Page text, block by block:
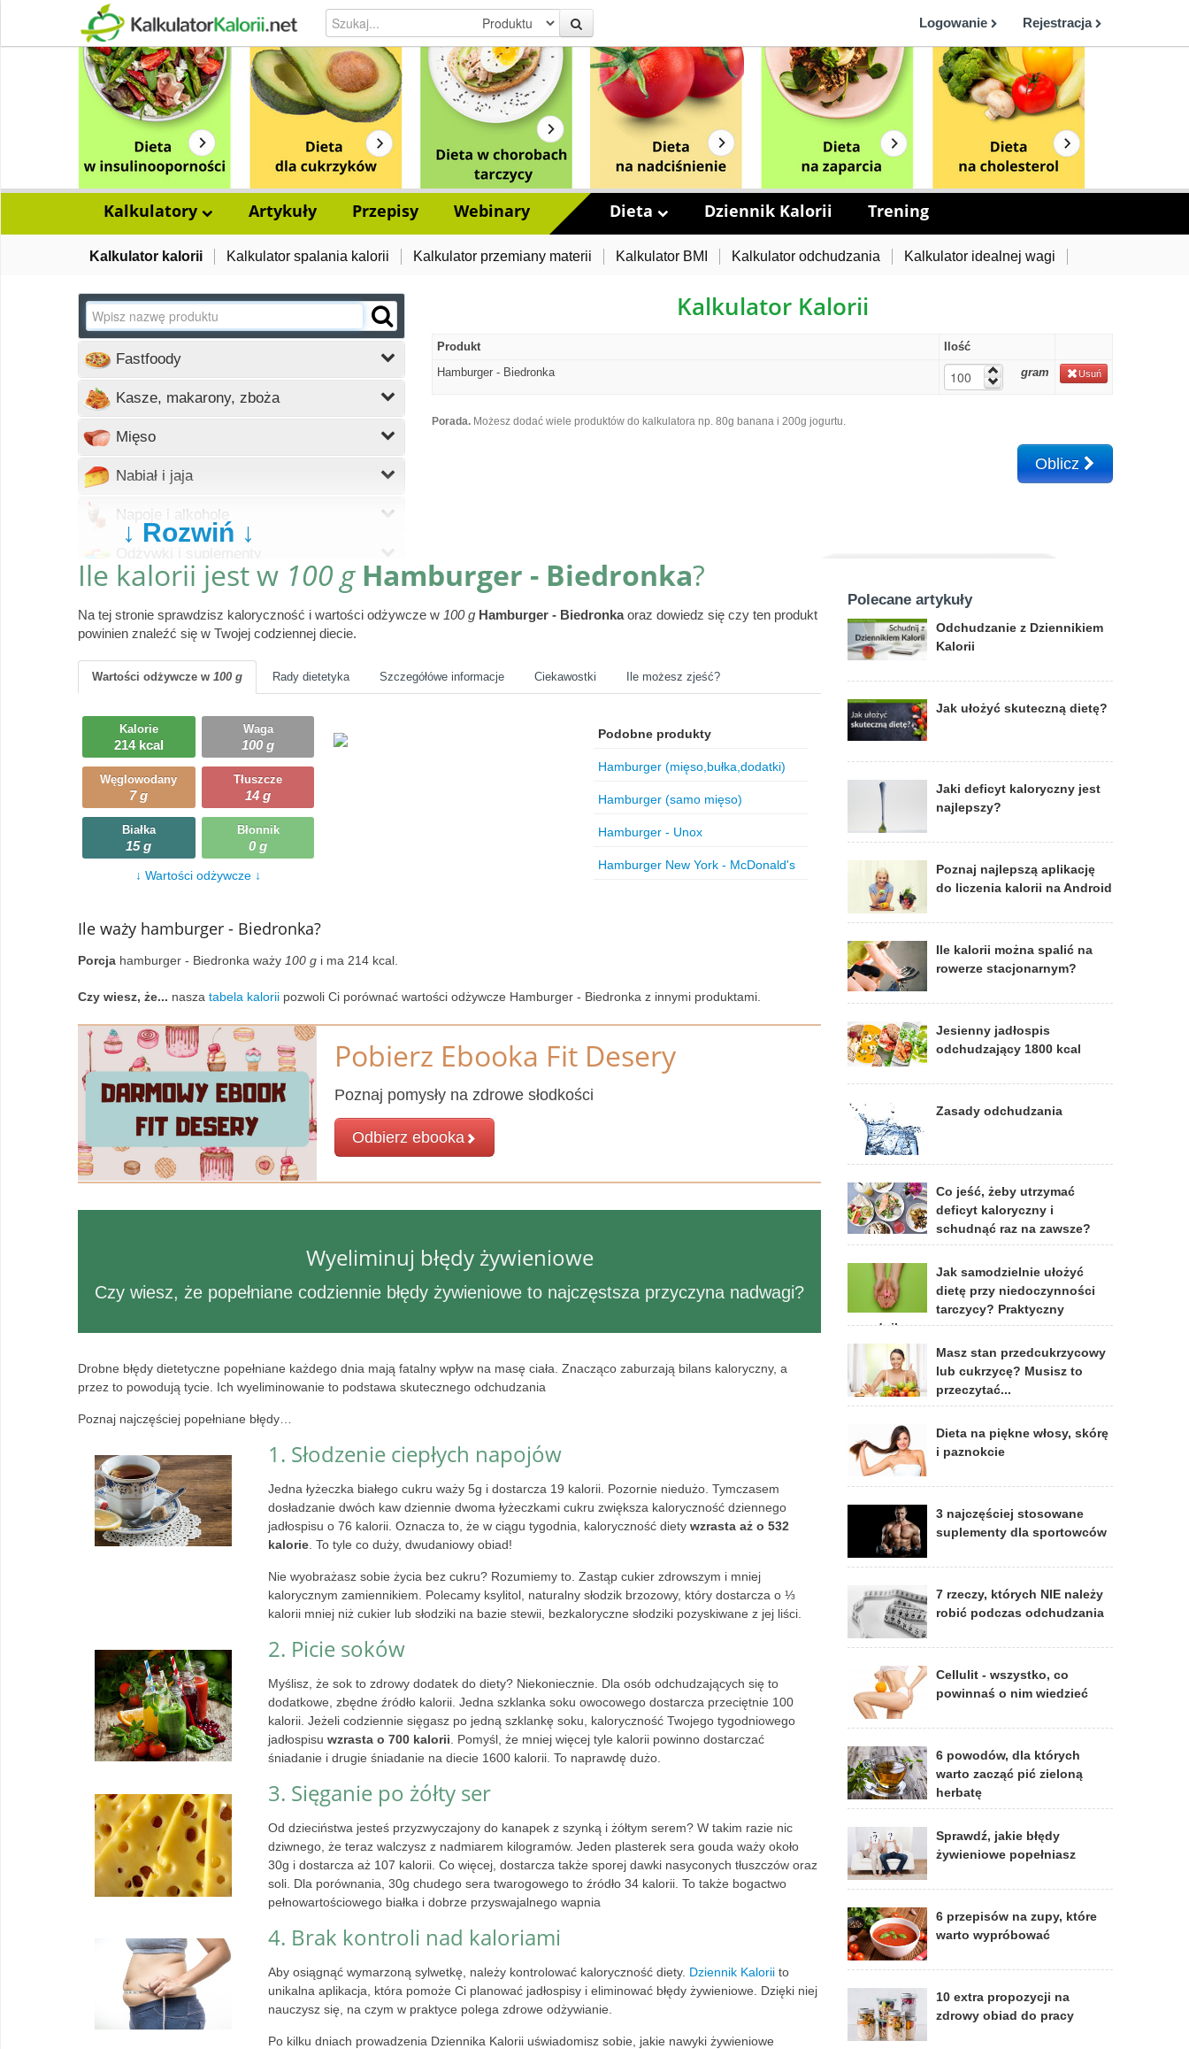
Logowanie Rejestracja
Kalkulatory Artykuły Przepisy Webinary Dieta Dziennik Kalorii Trening
Kalkulator kalorii Kalkulator spalania kalorii Kalkulator przemiany materii Kalkulator BMI Kalkulator odchudzania Kalkulator idealnej wagi
Fastfoody
Wczytywanie
Kasze, makarony, zboża
Wczytywanie
Mięso
Wczytywanie
Nabiał i jaja
Wczytywanie
Napoje i alkohole
Wczytywanie
Wczytywanie
Wczytywanie
Pieczywo
Wczytywanie
Produkty gotowe
Wczytywanie
Ryby i owoce morza
Wczytywanie
Słodycze, desery, ciasta
Wczytywanie
Warzywa
Wczytywanie
Wczytywanie
Kalkulator Kalorii
Produkt
Ilość
Hamburger - Biedronka
gram Usuń
Porada. Możesz dodać wiele produktów do kalkulatora np. 80g banana i 200g jogurtu.
Oblicz
↓ Rozwiń ↓
Ile kalorii jest w 100 g Hamburger - Biedronka?
Na tej stronie sprawdzisz kaloryczność i wartości odżywcze w 100 g Hamburger - Biedronkaoraz dowiedz się czy ten produkt
powinien znaleźć się w Twojej codziennej diecie.
Wartości odżywcze w 100 g Rady dietetyka Szczegółówe informacje Ciekawostki Ile możesz zjeść?
Kalorie
214 kcal
Waga
100 g
Węglowodany
7 g
Tłuszcze
14 g
Białka
15 g
Błonnik
0 g
↓ Wartości odżywcze ↓
Podobne produkty
Hamburger (mięso,bułka,dodatki)
Hamburger (samo mięso)
Hamburger - Unox
Hamburger New York - McDonald's
Ile waży hamburger - Biedronka?
Porcja hamburger - Biedronka waży 100 g i ma 214 kcal.
Czy wiesz, że... nasza tabela kalorii pozwoli Ci porównać wartości odżywcze Hamburger - Biedronka z innymi produktami.
Pobierz Ebooka Fit Desery
Poznaj pomysły na zdrowe słodkości
Odbierz ebooka
Wyeliminuj błędy żywieniowe
Czy wiesz, że popełniane codziennie błędy żywieniowe to najczęstsza przyczyna nadwagi?
Drobne błędy dietetyczne popełniane każdego dnia mają fatalny wpływ na masę ciała. Znacząco zaburzają bilans kaloryczny, a
przez to powodują tycie. Ich wyeliminowanie to podstawa skutecznego odchudzania
Poznaj najczęściej popełniane błędy…
1. Słodzenie ciepłych napojów
Jedna łyżeczka białego cukru waży 5g i dostarcza 19 kalorii. Pozornie niedużo. Tymczasem
dosładzanie dwóch kaw dziennie dwoma łyżeczkami cukru zwiększa kaloryczność dziennego
jadłospisu o 76 kalorii. Oznacza to, że w ciągu tygodnia, kaloryczność dietywzrasta aż o 532
kalorie . To tyle co duży, dwudaniowy obiad!
Nie wyobrażasz sobie życia bez cukru? Rozumiemy to. Zastąp cukier zdrowszym i mniej
kalorycznym zamiennikiem. Polecamy ksylitol, naturalny słodzik brzozowy, który dostarcza o ⅓
kalorii mniej niż cukier lub słodziki na bazie stewii, bezkaloryczne słodziki pozyskiwane z jej liści.
2. Picie soków
Myślisz, że sok to zdrowy dodatek do diety? Niekoniecznie. Dla osób odchudzających się to
dodatkowe, zbędne źródło kalorii. Jedna szklanka soku owocowego dostarcza przeciętnie 100
kalorii. Jeżeli codziennie sięgasz po jedną szklankę soku, kaloryczność Twojego tygodniowego
jadłospisuwzrasta o 700 kalorii . Pomyśl, że mniej więcej tyle kalorii powinno dostarczać
śniadanie i drugie śniadanie na diecie 1600 kalorii. To naprawdę dużo.
3. Sięganie po żółty ser
Od dzieciństwa jesteś przyzwyczajony do kanapek z szynką i żółtym serem? W takim razie nic
dziwnego, że teraz walczysz z nadmiarem kilogramów. Jeden plasterek sera gouda waży około
30g i dostarcza aż 107 kalorii. Co więcej, dostarcza także sporej dawki nasyconych tłuszczów oraz
soli. Dla porównania, 30g chudego sera twarogowego to źródło 34 kalorii. To także bogactwo
pełnowartościowego białka i dobrze przyswajalnego wapnia
4. Brak kontroli nad kaloriami
Aby osiągnąć wymarzoną sylwetkę, należy kontrolować kaloryczność diety. Dziennik Kalorii to
unikalna aplikacja, która pomoże Ci planować jadłospisy i eliminować błędy żywieniowe. Dzięki niej
nauczysz się, na czym w praktyce polega zdrowe odżywianie.
Po kilku dniach prowadzenia Dziennika Kalorii uświadomisz sobie, jakie nawyki żywieniowe
Polecane artykuły
Odchudzanie z Dziennikiem
Kalorii
Jak ułożyć skuteczną dietę?
Jaki deficyt kaloryczny jest
najlepszy?
Poznaj najlepszą aplikację
do liczenia kalorii na Android
Ile kalorii można spalić na
rowerze stacjonarnym?
Jesienny jadłospis
odchudzający 1800 kcal
Zasady odchudzania
Co jeść, żeby utrzymać
deficyt kaloryczny i
schudnąć raz na zawsze?
Jak samodzielnie ułożyć
dietę przy niedoczynności
tarczycy? Praktyczny
poradnik
Masz stan przedcukrzycowy
lub cukrzycę? Musisz to
przeczytać...
Dieta na piękne włosy, skórę
i paznokcie
3 najczęściej stosowane
suplementy dla sportowców
7 rzeczy, których NIE należy
robić podczas odchudzania
Cellulit - wszystko, co
powinnaś o nim wiedzieć
6 powodów, dla których
warto zacząć pić zieloną
herbatę
Sprawdź, jakie błędy
żywieniowe popełniasz
6 przepisów na zupy, które
warto wypróbować
10 extra propozycji na
zdrowy obiad do pracy